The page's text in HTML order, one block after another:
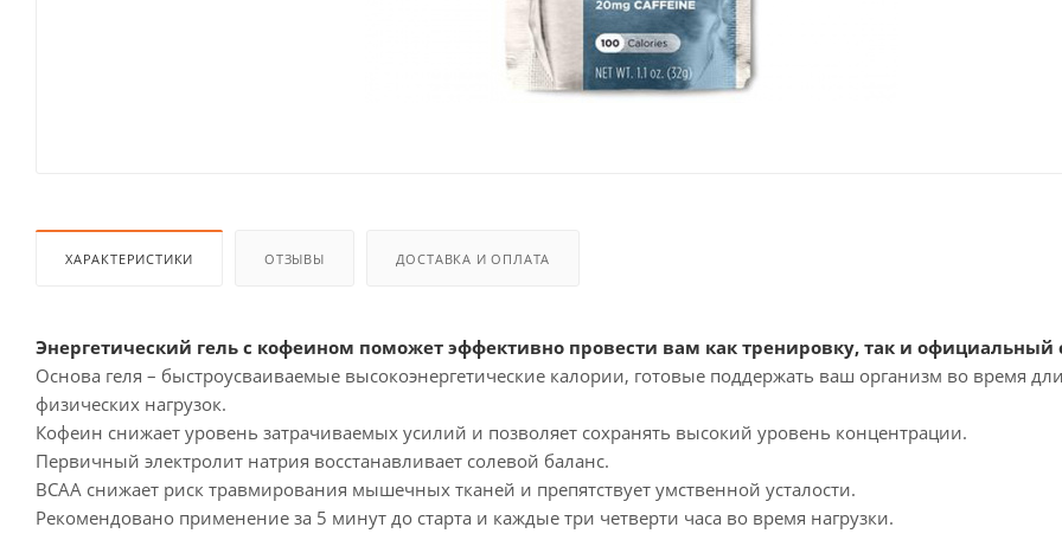
ХАРАКТЕРИСТИКИ ОТЗЫВЫ ДОСТАВКА И ОПЛАТА
Энергетический гель с кофеином поможет эффективно провести вам как тренировку, так и официальный
Основа геля – быстроусваиваемые высокоэнергетические калории, готовые поддержать ваш организм во время
физических нагрузок.
Кофеин снижает уровень затрачиваемых усилий и позволяет сохранять высокий уровень концентрации.
Первичный электролит натрия восстанавливает солевой баланс.
ВСАА снижает риск травмирования мышечных тканей и препятствует умственной усталости.
Рекомендовано применение за 5 минут до старта и каждые три четверти часа во время нагрузки.